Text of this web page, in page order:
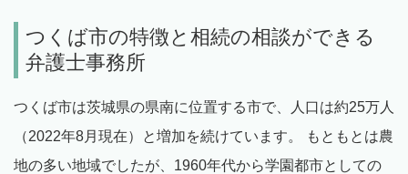
つくば市の特徴と相続の相談ができる
弁護士事務所
つくば市は茨城県の県南に位置する市で、人口は約25万人
（2022年8月現在）と増加を続けています。 もともとは農
地の多い地域でしたが、1960年代から学園都市としての